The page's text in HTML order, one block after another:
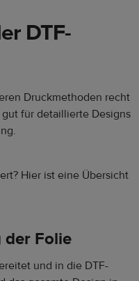
DTF-
Druckmethoden recht
für detaillierte Designs
Hier ist eine Übersicht
der Folie
und in die DTF-